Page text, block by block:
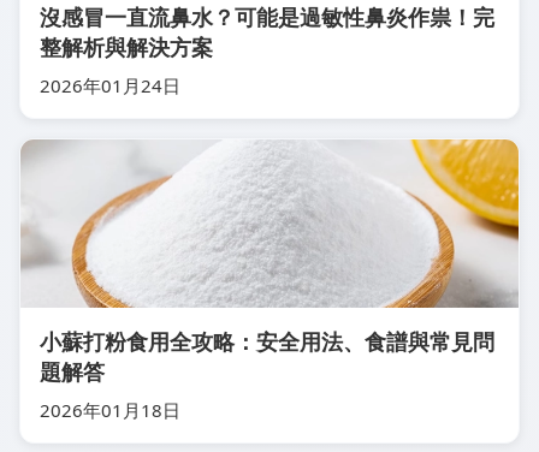
沒感冒一直流鼻水？可能是過敏性鼻炎作祟！完
整解析與解決方案
2026年01月24日
小蘇打粉食用全攻略：安全用法、食譜與常見問
題解答
2026年01月18日